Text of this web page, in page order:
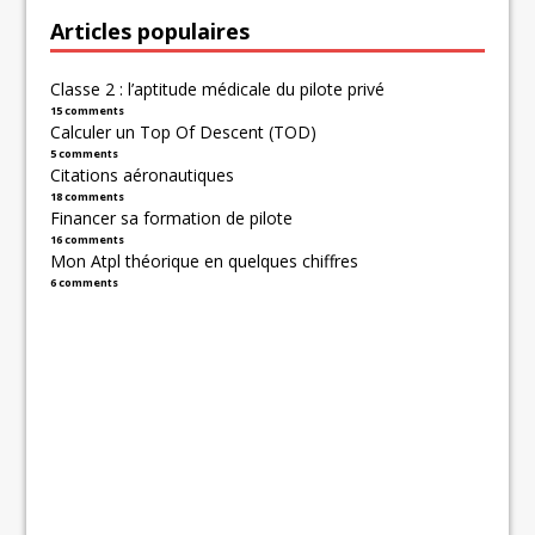
Articles populaires
Classe 2 : l’aptitude médicale du pilote privé
15 comments
Calculer un Top Of Descent (TOD)
5 comments
Citations aéronautiques
18 comments
Financer sa formation de pilote
16 comments
Mon Atpl théorique en quelques chiffres
6 comments